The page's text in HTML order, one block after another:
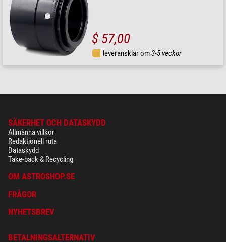
$ 57,00
leveransklar om3-5 veckor
SÄKERHET OCH DATASKYDD
Allmänna villkor
Redaktionell ruta
Dataskydd
Take-back & Recycling
OM ASTROSHOP.SE
FRÅGOR
NYHETSBREV
BETALNINGSALTERNATIV